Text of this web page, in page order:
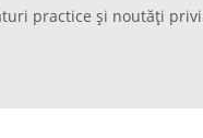
practice și noutăți